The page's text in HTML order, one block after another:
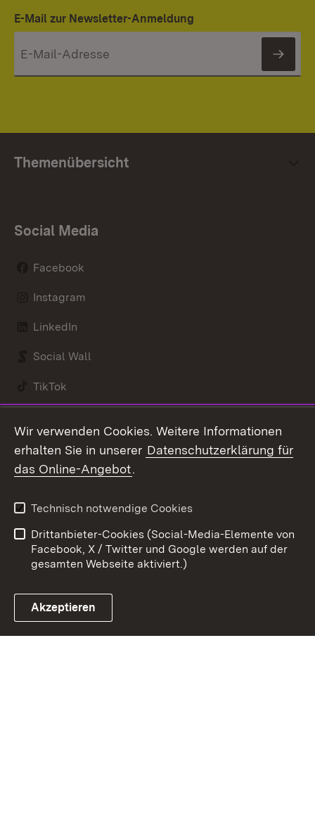
E-Mail zur Newsletter-Anmeldung
Themenübersicht
Social Media
Facebook
Instagram
LinkedIn
Social Wall
TikTok
Link zum Landesportal
Kontakt
Barrierefreiheit
Impressum
Cookies
Wir verwenden Cookies. Weitere Informationen
erhalten Sie in unserer Datenschutzerklärung für
das Online-Angebot.
Technisch notwendige Cookies
Drittanbieter-Cookies (Social-Media-Elemente von
Facebook, X / Twitter und Google werden auf der
gesamten Webseite aktiviert.)
Akzeptieren